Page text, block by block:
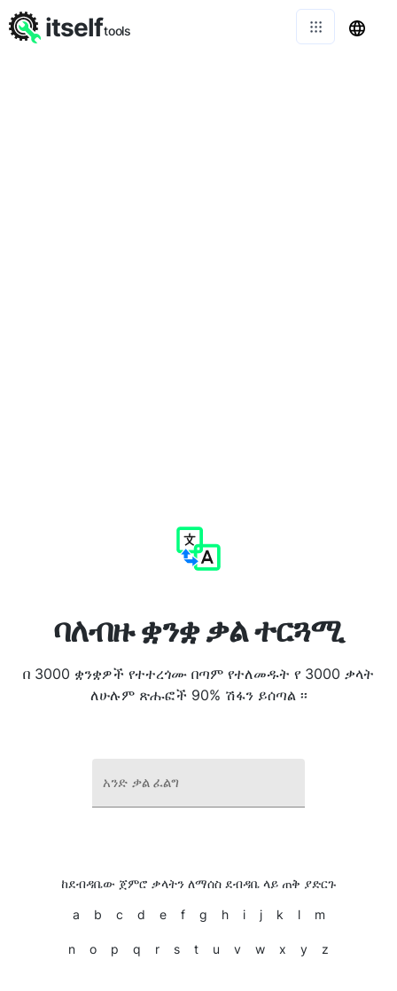
ባለብዙ ቋንቋ ቃል ተርጓሚ
በ 3000 ቋንቋዎች የተተረጎሙ በጣም የተለመዱት የ 3000 ቃላት
ለሁሉም ጽሑፎች 90% ሽፋን ይሰጣል ፡፡
አንድ ቃል ፈልግ
ከደብዳቤው ጀምሮ ቃላትን ለማሰስ ደብዳቤ ላይ ጠቅ ያድርጉ
a b c d e f g h i j k l m
n o p q r s t u v w x y z
itselftools